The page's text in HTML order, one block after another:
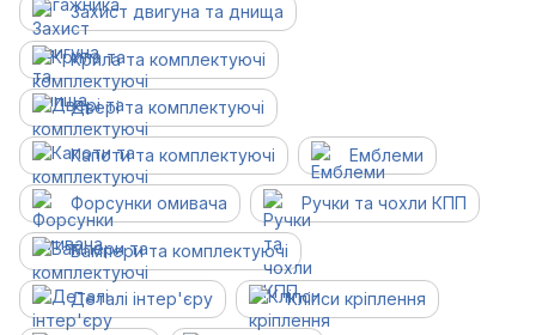
Захист двигуна та днища
Крила та комплектуючі
Двері та комплектуючі
Капоти та комплектуючі Емблеми
Форсунки омивача Ручки та чохли КПП
Бампери та комплектуючі
Деталі інтер'єру Кліпси кріплення